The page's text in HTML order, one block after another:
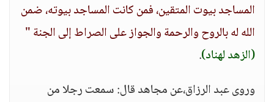
المساجد بيوت المتقين، فمن كانت المساجد بيوته، ضمن
الله له بالروح والرحمة والجواز على الصراط إلى الجنة "
(الزهد لهناد).
وروى عبد الرزاق،عن مجاهد قال: سمعت رجلا من